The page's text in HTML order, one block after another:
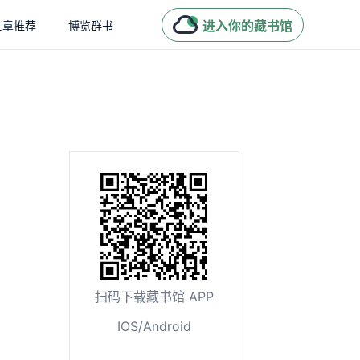
章推荐 博览群书 进入你的藏书馆
扫码下载藏书馆 APP
IOS/Android